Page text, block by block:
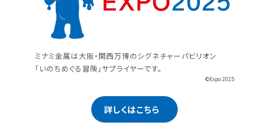
ミナミ金属は大阪・関西万博のシグネチャーパビリオン
「いのちめぐる冒険」サプライヤーです。
©Expo 2025
詳しくはこちら